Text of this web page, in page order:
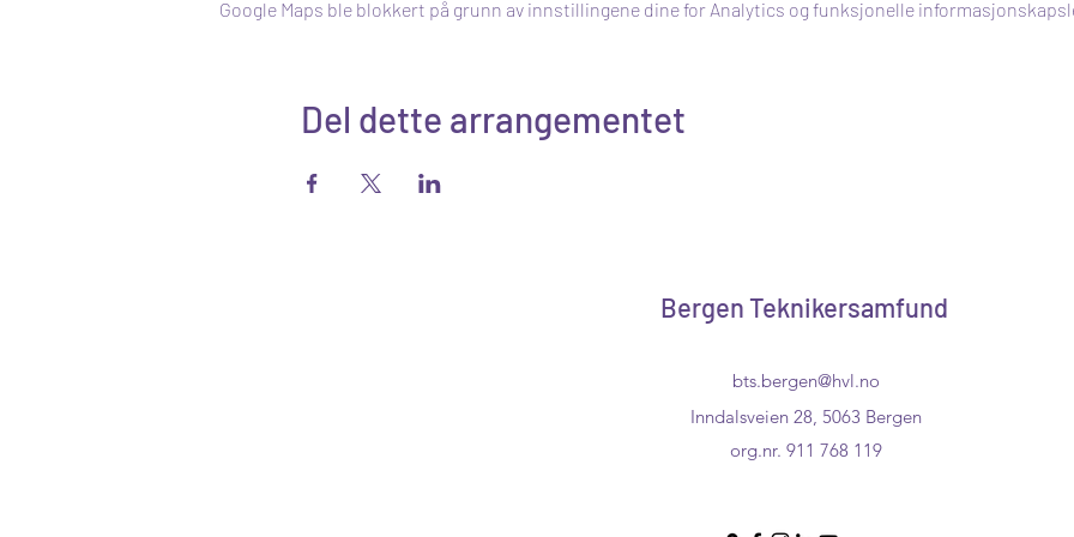
Google Maps ble blokkert på grunn av innstillingene dine for Analytics og funksjonelle
Del dette arrangementet
Bergen Teknikersamfund
bts.bergen@hvl.no
Inndalsveien 28, 5063 Bergen
org.nr. 911 768 119